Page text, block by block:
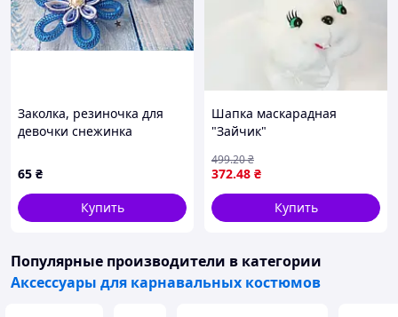
Заколка, резиночка для
девочки снежинка
65 ₴
Купить
Шапка маскарадная
"Зайчик"
372.48 ₴
499.20₴
Купить
Популярные производители в категории
Аксессуары для карнавальных костюмов